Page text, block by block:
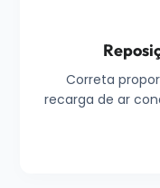
Correta
recarga de ar